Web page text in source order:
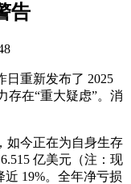
告
日重新发布了 2025
存在“重大疑虑”。消
如今正在为自身生存
亿美元（注：现
19%。全年净亏损